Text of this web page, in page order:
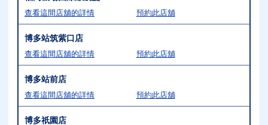
查看這間店舖的詳情 預約此店舖
博多站筑紫口店
查看這間店舖的詳情 預約此店舖
博多站前店
查看這間店舖的詳情 預約此店舖
博多祇園店